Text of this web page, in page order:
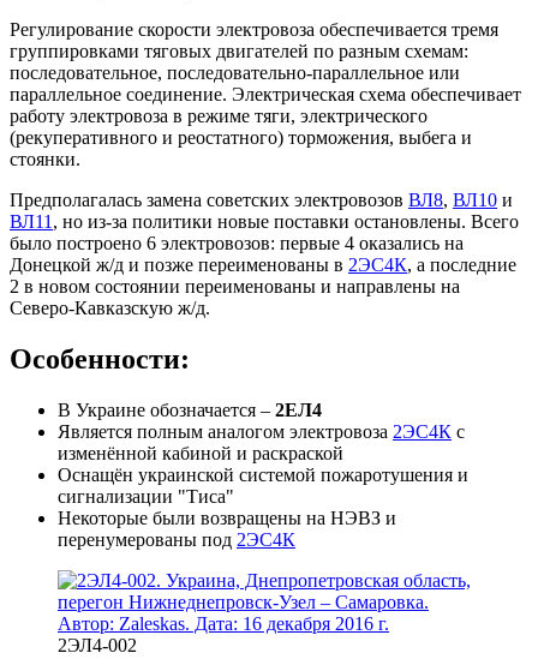
Регулирование скорости электровоза обеспечивается тремя
группировками тяговых двигателей по разным схемам:
последовательное, последовательно-параллельное или
параллельное соединение. Электрическая схема обеспечивает
работу электровоза в режиме тяги, электрического
(рекуперативного и реостатного) торможения, выбега и
стоянки.
Предполагалась замена советских электровозов ВЛ8, ВЛ10 и
ВЛ11 , но из-за политики новые поставки остановлены. Всего
было построено 6 электровозов: первые 4 оказались на
Донецкой ж/д и позже переименованы в 2ЭС4К, а последние
2 в новом состоянии переименованы и направлены на
Северо-Кавказскую ж/д.
Особенности:
В Украине обозначается – 2ЕЛ4
Является полным аналогом электровоза 2ЭС4К с
изменённой кабиной и раскраской
Оснащён украинской системой пожаротушения и
сигнализации "Тиса"
Некоторые были возвращены на НЭВЗ и
перенумерованы под 2ЭС4К
2ЭЛ4-002